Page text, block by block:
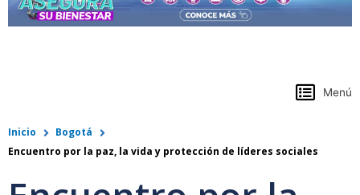
Menú
Inicio
Bogotá
Encuentro por la paz, la vida y protección de líderes sociales